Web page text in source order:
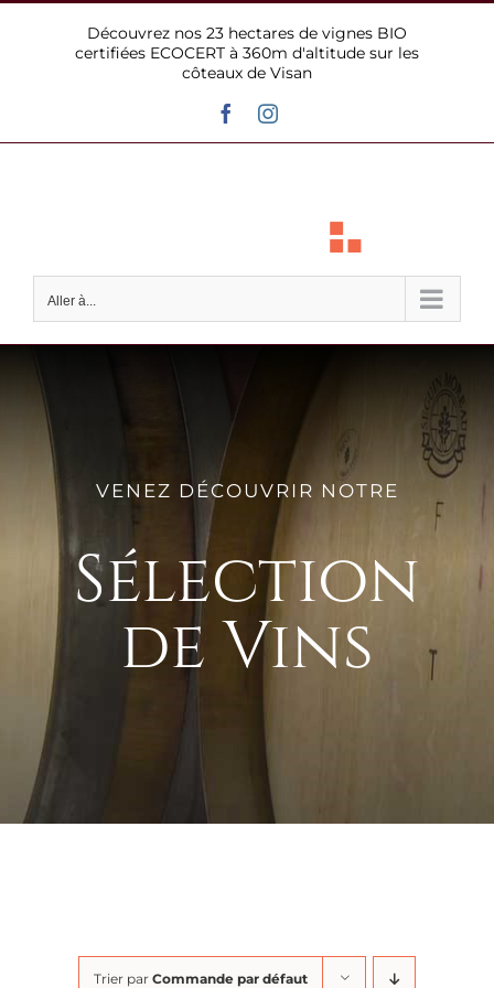
Découvrez nos 23 hectares de vignes BIO
certifiées ECOCERT à 360m d'altitude sur les
côteaux de Visan
FacebookInstagram
Aller à...
VENEZ DÉCOUVRIR NOTRE
Sélection
de Vins
Trier par Commande par défaut